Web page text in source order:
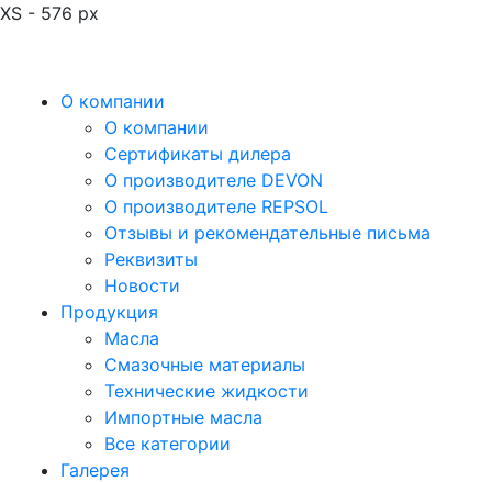
XS - 576 px
О компании
О компании
Сертификаты дилера
О производителе DEVON
О производителе REPSOL
Отзывы и рекомендательные письма
Реквизиты
Новости
Продукция
Масла
Смазочные материалы
Технические жидкости
Импортные масла
Все категории
Галерея